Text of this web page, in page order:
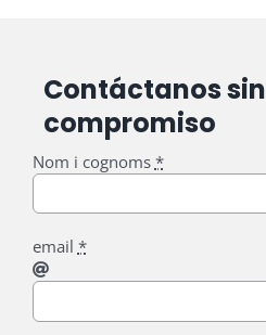
Contáctanos sin
compromiso
Nom i cognoms *
email *